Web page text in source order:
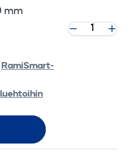
mm
RamiSmart-